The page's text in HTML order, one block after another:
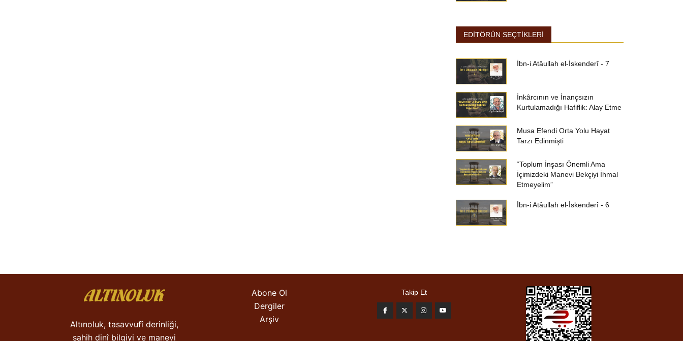
EDİTÖRÜN SEÇTİKLERİ
İbn-i Atâullah el-İskenderî - 7
İnkârcının ve İnançsızın
Kurtulamadığı Hafiflik: Alay Etme
Musa Efendi Orta Yolu Hayat
Tarzı Edinmişti
“Toplum İnşası Önemli Ama
İçimizdeki Manevi Bekçiyi İhmal
Etmeyelim”
İbn-i Atâullah el-İskenderî - 6
Altınoluk, tasavvufî derinliği,
sahih dinî bilgiyi ve manevi
Abone Ol
Dergiler
Arşiv
Takip Et